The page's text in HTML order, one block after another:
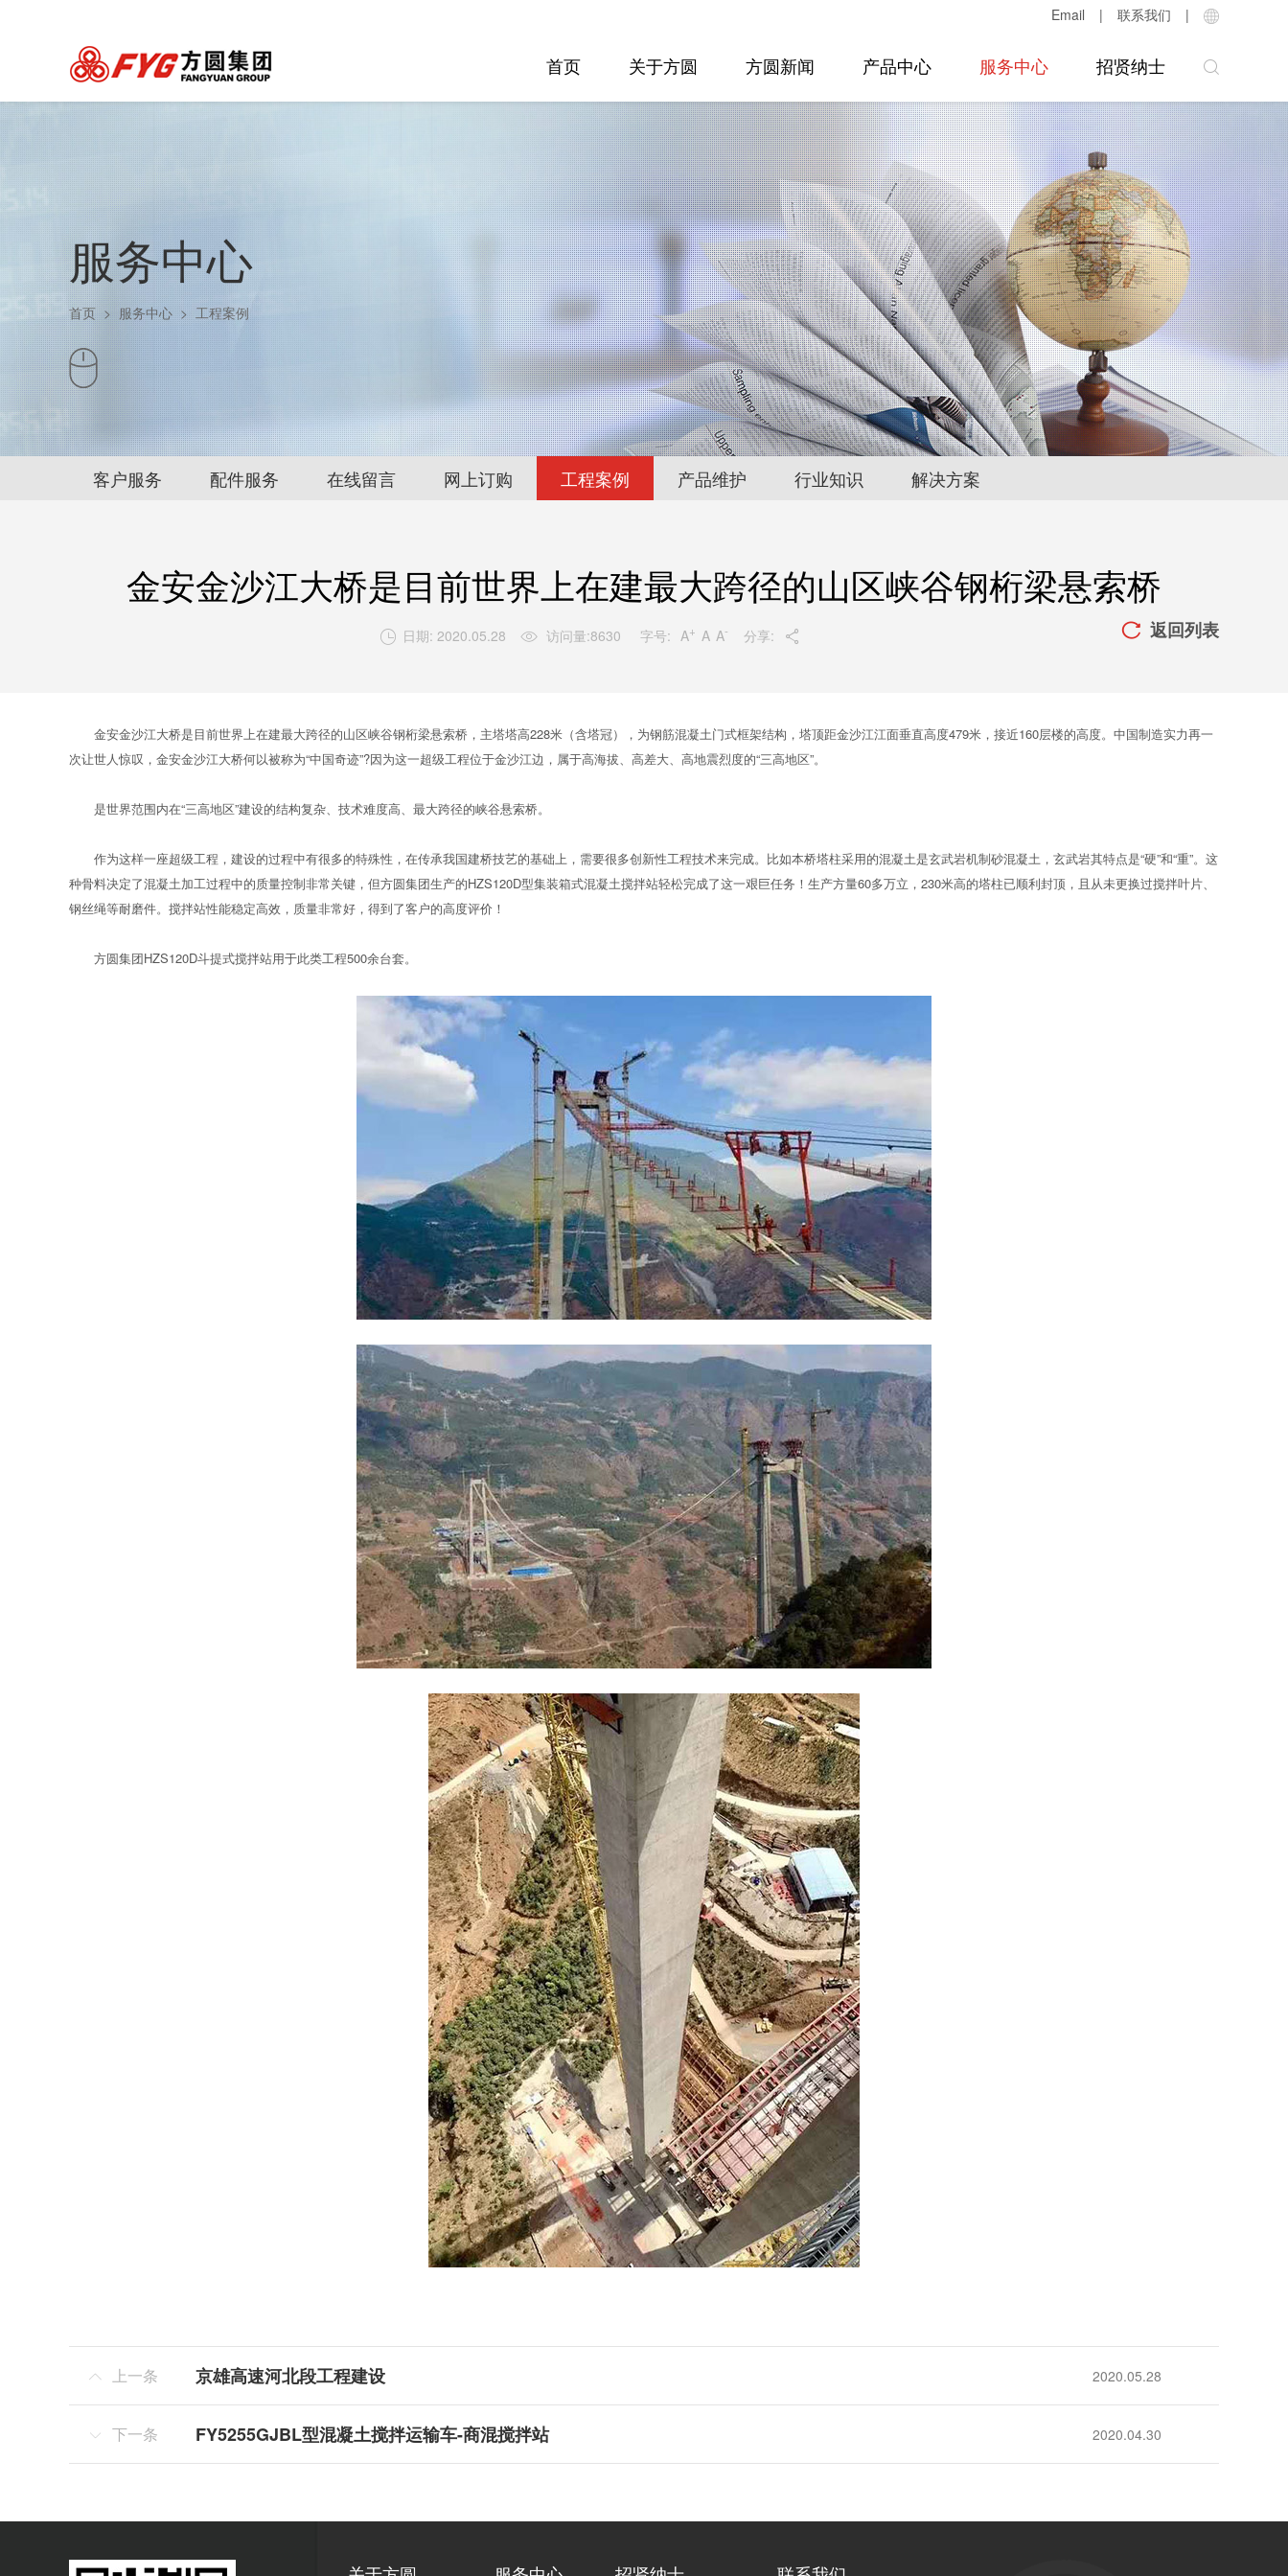
|
联系我们
|
Email
首页 关于方圆 方圆新闻 产品中心 服务中心 招贤纳士
服务中心
首页 > 服务中心 >工程案例
客户服务 配件服务 在线留言 网上订购 工程案例 产品维护 行业知识 解决方案
金安金沙江大桥是目前世界上在建最大跨径的山区峡谷钢桁梁悬索桥
 日期: 2020.05.28  访问量:8630 字号: A+ A A- 分享:   返回列表
金安金沙江大桥是目前世界上在建最大跨径的山区峡谷钢桁梁悬索桥，主塔塔高228米（含塔冠），为钢筋混凝土门式框架结构，塔顶距金沙江江面垂直高度479米，接近160层楼的高度。中国制造实力再一
次让世人惊叹，金安金沙江大桥何以被称为“中国奇迹”?因为这一超级工程位于金沙江边，属于高海拔、高差大、高地震烈度的“三高地区”。
是世界范围内在“三高地区”建设的结构复杂、技术难度高、最大跨径的峡谷悬索桥。
作为这样一座超级工程，建设的过程中有很多的特殊性，在传承我国建桥技艺的基础上，需要很多创新性工程技术来完成。比如本桥塔柱采用的混凝土是玄武岩机制砂混凝土，玄武岩其特点是“硬”和“重”。这
种骨料决定了混凝土加工过程中的质量控制非常关键，但方圆集团生产的HZS120D型集装箱式混凝土搅拌站轻松完成了这一艰巨任务！生产方量60多万立，230米高的塔柱已顺利封顶，且从未更换过搅拌叶片、
钢丝绳等耐磨件。搅拌站性能稳定高效，质量非常好，得到了客户的高度评价！
方圆集团HZS120D斗提式搅拌站用于此类工程500余台套。
 上一条 京雄高速河北段工程建设 2020.05.28
 下一条 FY5255GJBL型混凝土搅拌运输车-商混搅拌站 2020.04.30